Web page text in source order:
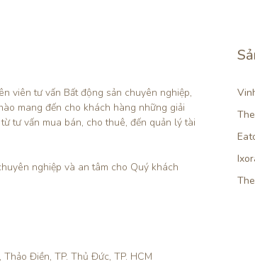
viên tư vấn Bất động sản chuyên nghiệp,
mang đến cho khách hàng những giải
tư vấn mua bán, cho thuê, đến quản lý tài
nghiệp và an tâm cho Quý khách
Điền, TP. Thủ Đức, TP. HCM